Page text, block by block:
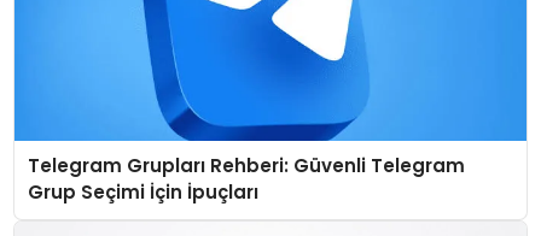
Telegram Grupları Rehberi: Güvenli Telegram
Grup Seçimi İçin İpuçları